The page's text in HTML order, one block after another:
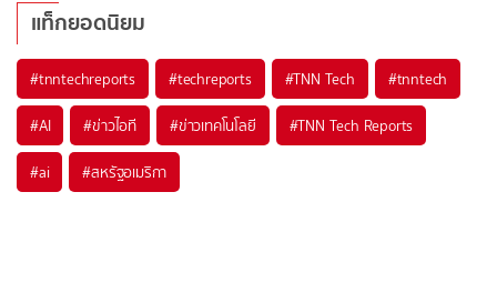
แท็กยอดนิยม
#tnntechreports #techreports #TNN Tech #tnntech
#AI #ข่าวไอที #ข่าวเทคโนโลยี #TNN Tech Reports
#ai #สหรัฐอเมริกา